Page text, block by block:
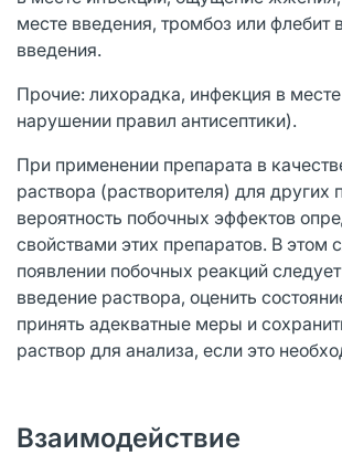
месте введения, тромбоз или флебит
введения.
Прочие: лихорадка, инфекция в
нарушении правил антисептики).
При применении препарата в
раствора (растворителя) для других
вероятность побочных эффектов
свойствами этих препаратов. В этом
появлении побочных реакций
введение раствора, оценить
принять адекватные меры и
раствор для анализа, если это
Взаимодействие